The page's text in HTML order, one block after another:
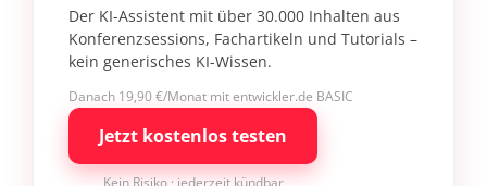
Der KI-Assistent mit über 30.000 Inhalten aus
Konferenzsessions, Fachartikeln und Tutorials –
kein generisches KI-Wissen.
Danach 19,90 €/Monat mit entwickler.de BASIC
Jetzt kostenlos testen